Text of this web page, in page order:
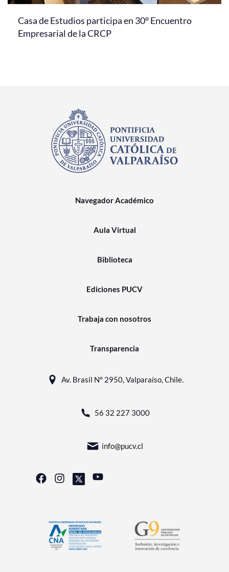
Casa de Estudios participa en 30° Encuentro
Empresarial de la CRCP
Navegador Académico
Aula Virtual
Biblioteca
Ediciones PUCV
Trabaja con nosotros
Transparencia
Av. Brasil N° 2950, Valparaíso, Chile.
56 32 227 3000
info@pucv.cl